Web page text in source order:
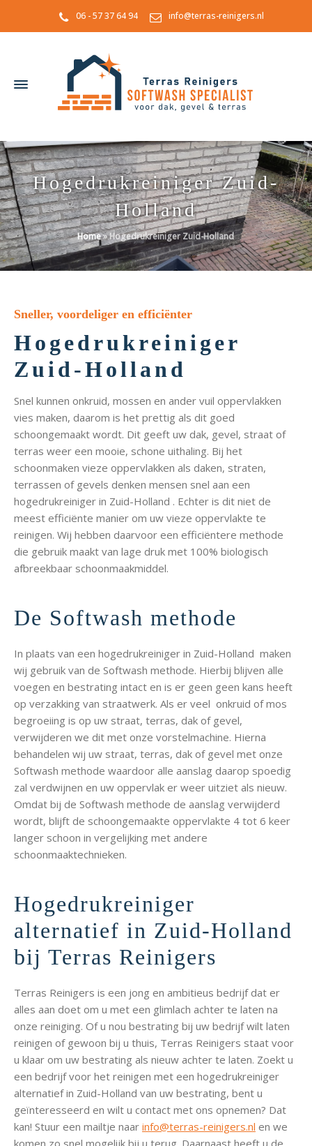
06 - 57 37 64 94 info@terras-reinigers.nl
Hogedrukreiniger Zuid-
Holland
Home»Hogedrukreiniger Zuid-Holland
Sneller, voordeliger en efficiënter
Hogedrukreiniger
Zuid-Holland
Snel kunnen onkruid, mossen en ander vuil oppervlakken
vies maken, daarom is het prettig als dit goed
schoongemaakt wordt. Dit geeft uw dak, gevel, straat of
terras weer een mooie, schone uithaling. Bij het
schoonmaken vieze oppervlakken als daken, straten,
terrassen of gevels denken mensen snel aan een
hogedrukreiniger in Zuid-Holland . Echter is dit niet de
meest efficiënte manier om uw vieze oppervlakte te
reinigen. Wij hebben daarvoor een efficiëntere methode
die gebruik maakt van lage druk met 100% biologisch
afbreekbaar schoonmaakmiddel.
De Softwash methode
In plaats van een hogedrukreiniger in Zuid-Holland maken
wij gebruik van de Softwash methode. Hierbij blijven alle
voegen en bestrating intact en is er geen geen kans heeft
op verzakking van straatwerk. Als er veel onkruid of mos
begroeiing is op uw straat, terras, dak of gevel,
verwijderen we dit met onze vorstelmachine. Hierna
behandelen wij uw straat, terras, dak of gevel met onze
Softwash methode waardoor alle aanslag daarop spoedig
zal verdwijnen en uw oppervlak er weer uitziet als nieuw.
Omdat bij de Softwash methode de aanslag verwijderd
wordt, blijft de schoongemaakte oppervlakte 4 tot 6 keer
langer schoon in vergelijking met andere
schoonmaaktechnieken.
Hogedrukreiniger
alternatief in Zuid-Holland
bij Terras Reinigers
Terras Reinigers is een jong en ambitieus bedrijf dat er
alles aan doet om u met een glimlach achter te laten na
onze reiniging. Of u nou bestrating bij uw bedrijf wilt laten
reinigen of gewoon bij u thuis, Terras Reinigers staat voor
u klaar om uw bestrating als nieuw achter te laten. Zoekt u
een bedrijf voor het reinigen met een hogedrukreiniger
alternatief in Zuid-Holland van uw bestrating, bent u
geïnteresseerd en wilt u contact met ons opnemen? Dat
kan! Stuur een mailtje naar info@terras-reinigers.nl en we